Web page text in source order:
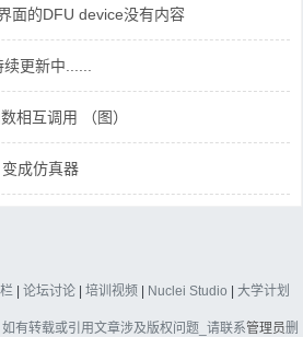
面的DFU device没有内容
更新中......
相互调用 （图）
成仿真器
| 论坛讨论 | 培训视频 | Nuclei Studio | 大学计划
有转载或引用文章涉及版权问题_请联系管理员删